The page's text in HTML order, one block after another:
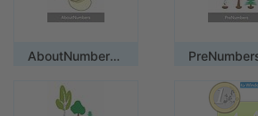
AboutNumbers AAC/ Mehrplatzlizenz